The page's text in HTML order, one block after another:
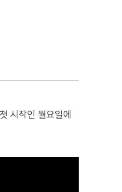
시작인 월요일에